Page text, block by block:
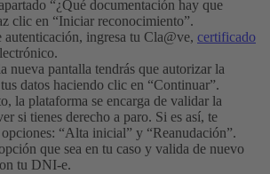
“¿Qué documentación hay que
clic en “Iniciar reconocimiento”.
autenticación, ingresa tu Cla@ve, certificado
nueva pantalla tendrás que autorizar la
datos haciendo clic en “Continuar”.
la plataforma se encarga de validar la
si tienes derecho a paro. Si es así, te
opciones: “Alta inicial” y “Reanudación”.
que sea en tu caso y valida de nuevo
tu DNI-e.